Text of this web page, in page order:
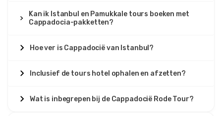
Kan ik Istanbul en Pamukkale tours boeken met
Cappadocia-pakketten?
Hoe ver is Cappadocië van Istanbul?
Inclusief de tours hotel ophalen en afzetten?
Wat is inbegrepen bij de Cappadocië Rode Tour?